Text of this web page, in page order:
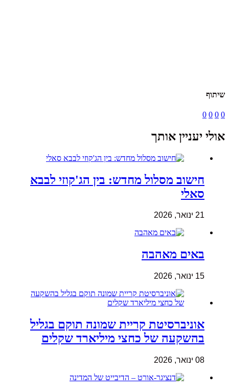
שיתוף
0
0
0
0
אולי יעניין אותך
חישוב מסלול מחדש: בין הג'קוזי לבבא
סאלי
21 ינואר, 2026
באים מאהבה
15 ינואר, 2026
אוניברסיטת קריית שמונה תוקם בגליל
בהשקעה של כחצי מיליארד שקלים
08 ינואר, 2026